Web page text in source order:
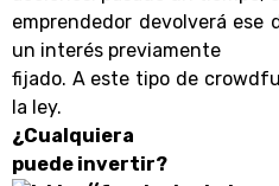
emprendedor devolverá ese
un interés previamente
fijado. A este tipo de
la ley.
¿Cualquiera
puede invertir?